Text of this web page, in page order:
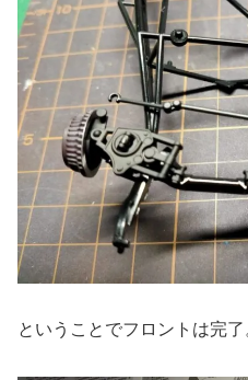
ということでフロントは完了